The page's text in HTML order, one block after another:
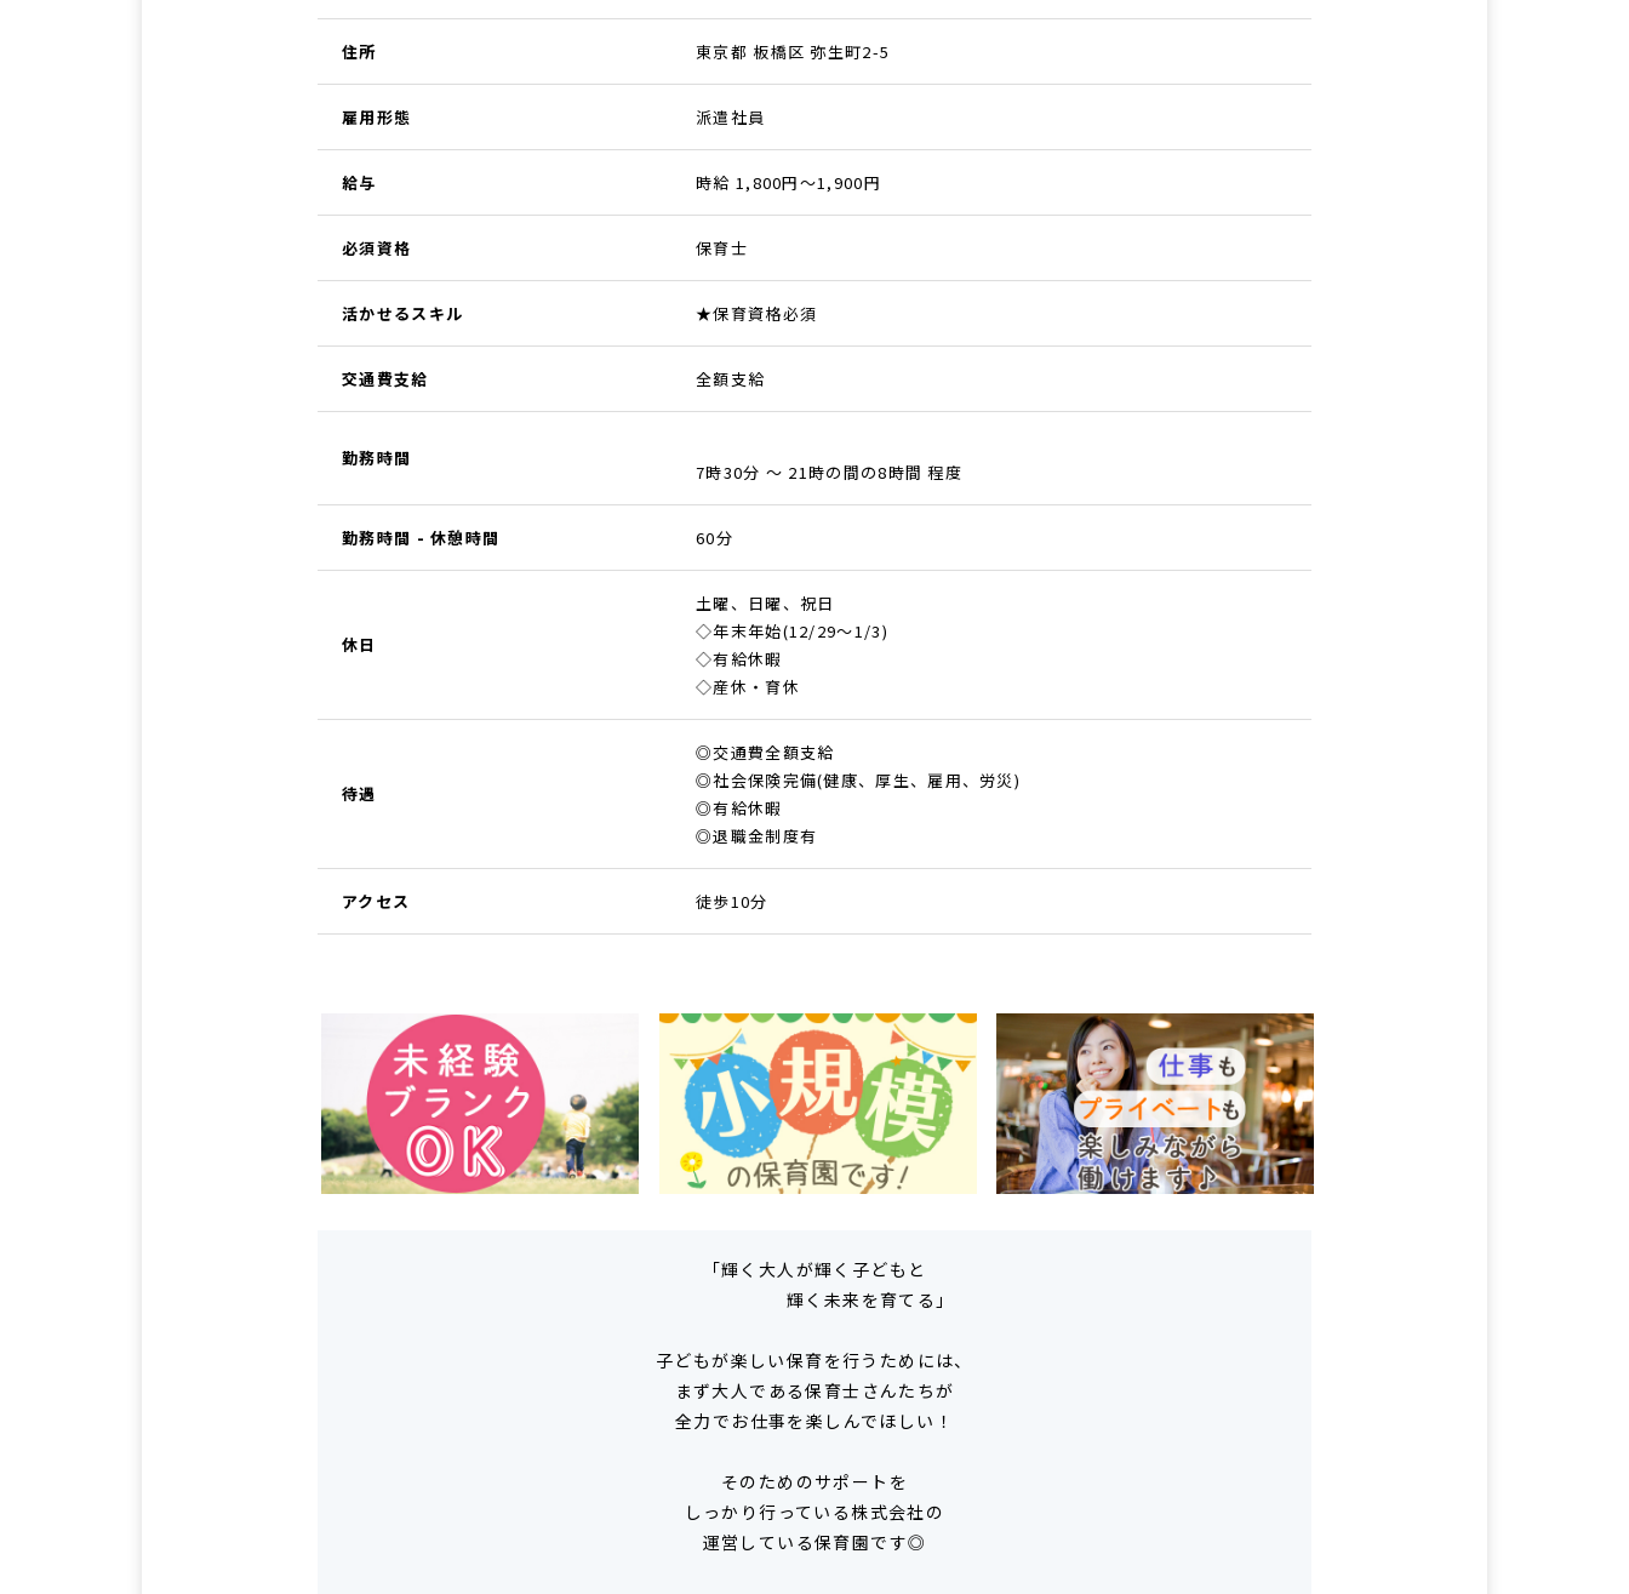
住所 東京都 板橋区 弥生町2-5
雇用形態 派遣社員
給与 時給 1,800円～1,900円
必須資格 保育士
活かせるスキル ★保育資格必須
交通費支給 全額支給
勤務時間
7時30分 ～ 21時の間の8時間 程度
勤務時間 - 休憩時間 60分
休日
土曜、日曜、祝日
◇年末年始(12/29～1/3)
◇有給休暇
◇産休・育休
待遇
◎交通費全額支給
◎社会保険完備(健康、厚生、雇用、労災)
◎有給休暇
◎退職金制度有
アクセス 徒歩10分
「輝く大人が輝く子どもと
輝く未来を育てる」
子どもが楽しい保育を行うためには、
まず大人である保育士さんたちが
全力でお仕事を楽しんでほしい！
そのためのサポートを
しっかり行っている株式会社の
運営している保育園です◎